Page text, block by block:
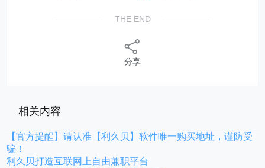
THE END
分享
相关内容
【官方提醒】请认准【利久贝】软件唯一购买地址，谨防受
骗！
利久贝打造互联网上自由兼职平台